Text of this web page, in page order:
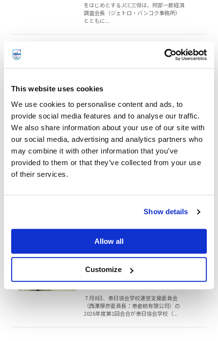
This website uses cookies
We use cookies to personalise content and ads, to
provide social media features and to analyse our traffic.
We also share information about your use of our site with
our social media, advertising and analytics partners who
may combine it with other information that you’ve
provided to them or that they’ve collected from your use
of their services.
Show details
Allow all
Customize
をはじめとするJCC三役は、阿部一郎経済
調査会長（ジェトロ・バンコク事務所）
とともに...
を開催
翌10日は、日本人経営者向けの講演会が
開催されました。第一部では、横浜国立
大学の三宅淳巳氏より、「戦略的プロセ
ス安全マネジメントの構築に向けて」と
題してご講演いただきました。講演で...
2026.07.09 部会
を開催
７月9～10日、化学品部会（堀部善久部会
辺敬一郎委員長&#...
2026.07.08 委員会
第1回泰日協会学校運営支援委員会
開催
７月8日、泰日協会学校運営支援委員会
（西澤厚彦委員長：泰倉紡有限公司）の
2026年度第1回会合が泰日協会学校（...